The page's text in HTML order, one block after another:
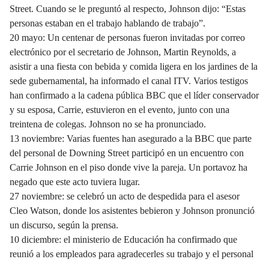
Street. Cuando se le preguntó al respecto, Johnson dijo: “Estas
personas estaban en el trabajo hablando de trabajo”.
20 mayo: Un centenar de personas fueron invitadas por correo
electrónico por el secretario de Johnson, Martin Reynolds, a
asistir a una fiesta con bebida y comida ligera en los jardines de la
sede gubernamental, ha informado el canal ITV. Varios testigos
han confirmado a la cadena pública BBC que el líder conservador
y su esposa, Carrie, estuvieron en el evento, junto con una
treintena de colegas. Johnson no se ha pronunciado.
13 noviembre: Varias fuentes han asegurado a la BBC que parte
del personal de Downing Street participó en un encuentro con
Carrie Johnson en el piso donde vive la pareja. Un portavoz ha
negado que este acto tuviera lugar.
27 noviembre: se celebró un acto de despedida para el asesor
Cleo Watson, donde los asistentes bebieron y Johnson pronunció
un discurso, según la prensa.
10 diciembre: el ministerio de Educación ha confirmado que
reunió a los empleados para agradecerles su trabajo y el personal